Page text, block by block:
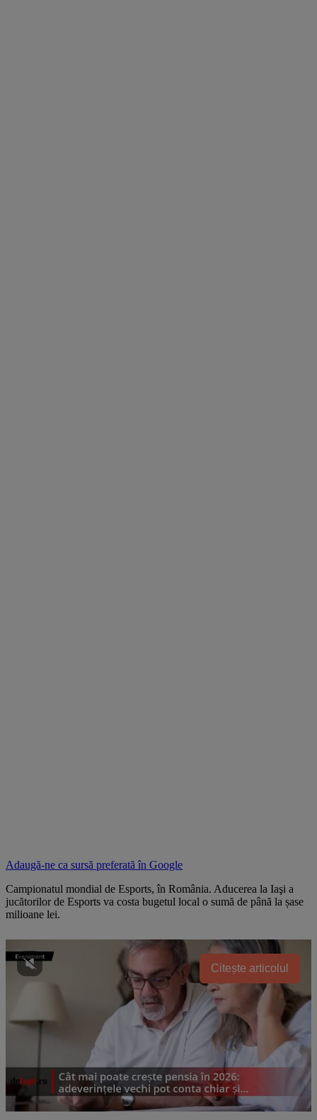
Adaugă-ne ca sursă preferată în Google
Campionatul mondial de Esports, în România. Aducerea la Iaşi a
jucătorilor de Esports va costa bugetul local o sumă de până la șase
milioane lei.
Citește articolul